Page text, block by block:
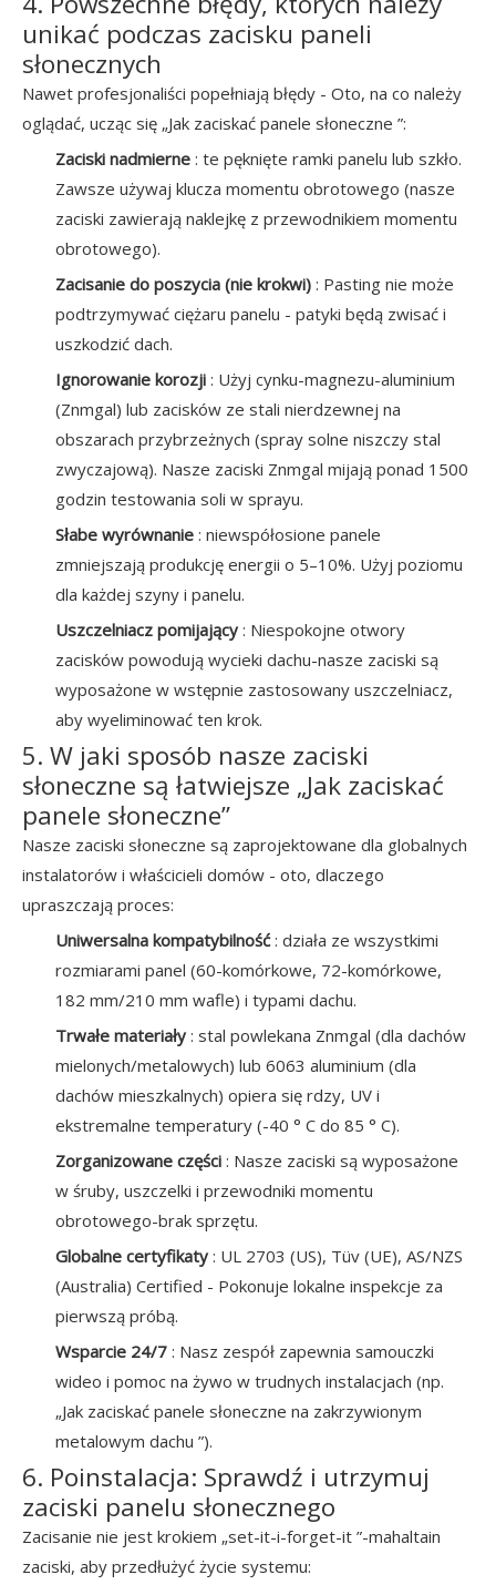
unikać podczas zacisku paneli
słonecznych
Nawet profesjonaliści popełniają błędy - Oto, na co należy
oglądać, ucząc się „Jak zaciskać panele słoneczne ”:
Zaciski nadmierne : te pęknięte ramki panelu lub szkło.
Zawsze używaj klucza momentu obrotowego (nasze
zaciski zawierają naklejkę z przewodnikiem momentu
obrotowego).
Zacisanie do poszycia (nie krokwi) : Pasting nie może
podtrzymywać ciężaru panelu - patyki będą zwisać i
uszkodzić dach.
Ignorowanie korozji : Użyj cynku-magnezu-aluminium
(Znmgal) lub zacisków ze stali nierdzewnej na
obszarach przybrzeżnych (spray solne niszczy stal
zwyczajową). Nasze zaciski Znmgal mijają ponad 1500
godzin testowania soli w sprayu.
Słabe wyrównanie : niewspółosione panele
zmniejszają produkcję energii o 5–10%. Użyj poziomu
dla każdej szyny i panelu.
Uszczelniacz pomijający : Niespokojne otwory
zacisków powodują wycieki dachu-nasze zaciski są
wyposażone w wstępnie zastosowany uszczelniacz,
aby wyeliminować ten krok.
5. W jaki sposób nasze zaciski
słoneczne są łatwiejsze „Jak zaciskać
panele słoneczne”
Nasze zaciski słoneczne są zaprojektowane dla globalnych
instalatorów i właścicieli domów - oto, dlaczego
upraszczają proces:
Uniwersalna kompatybilność: działa ze wszystkimi
rozmiarami panel (60-komórkowe, 72-komórkowe,
182 mm/210 mm wafle) i typami dachu.
Trwałe materiały : stal powlekana Znmgal (dla dachów
mielonych/metalowych) lub 6063 aluminium (dla
dachów mieszkalnych) opiera się rdzy, UV i
ekstremalne temperatury (-40 ° C do 85 ° C).
Zorganizowane części : Nasze zaciski są wyposażone
w śruby, uszczelki i przewodniki momentu
obrotowego-brak sprzętu.
Globalne certyfikaty : UL 2703 (US), Tüv (UE), AS/NZS
(Australia) Certified - Pokonuje lokalne inspekcje za
pierwszą próbą.
Wsparcie 24/7 : Nasz zespół zapewnia samouczki
wideo i pomoc na żywo w trudnych instalacjach (np.
„Jak zaciskać panele słoneczne na zakrzywionym
metalowym dachu ”).
6. Poinstalacja: Sprawdź i utrzymuj
zaciski panelu słonecznego
Zacisanie nie jest krokiem „set-it-i-forget-it ”-mahaltain
zaciski, aby przedłużyć życie systemu: